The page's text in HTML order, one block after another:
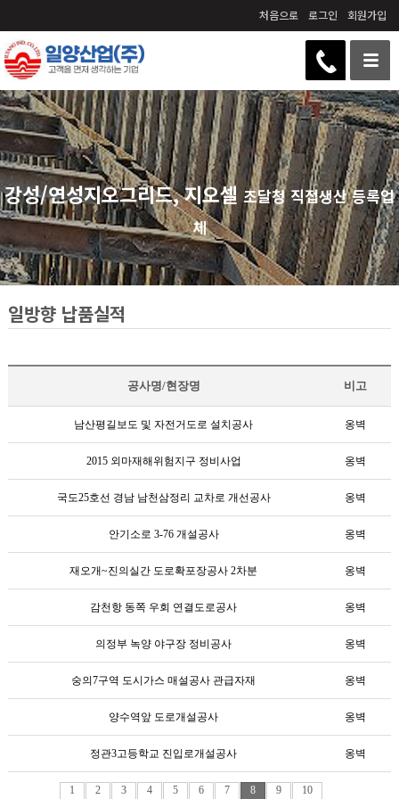
처음으로 로그인 회원가입
강성/연성지오그리드, 지오셀 조달청 직접생산 등록업
체
일방향 납품실적
공사명/현장명 비고
남산평길보도 및 자전거도로 설치공사 옹벽
2015 외마재해위험지구 정비사업 옹벽
국도25호선 경남 남천삼정리 교차로 개선공사 옹벽
안기소로 3-76 개설공사 옹벽
재오개~진의실간 도로확포장공사 2차분 옹벽
감천항 동쪽 우회 연결도로공사 옹벽
의정부 녹양 야구장 정비공사 옹벽
숭의7구역 도시가스 매설공사 관급자재 옹벽
양수역앞 도로개설공사 옹벽
정관3고등학교 진입로개설공사 옹벽
1 2 3 4 5 6 7 8 9 10